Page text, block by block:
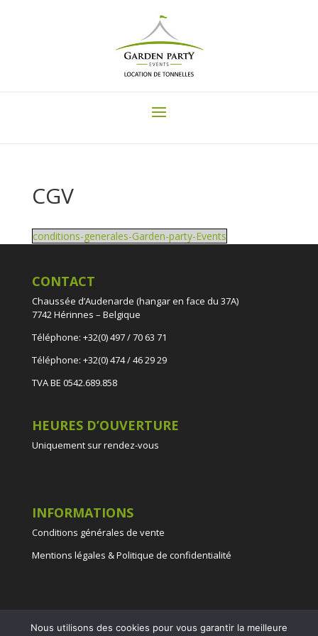
CGV
conditions-generales-Garden-party-Events
CONTACT
Chaussée d’Audenarde (hangar en face du 37A)
7742 Hérinnes – Belgique
Téléphone: +32(0) 497 / 70 63 71
Téléphone: +32(0) 474 / 46 29 29
TVA BE 0542.689.858
HEURES D’OUVERTURE
Uniquement sur rendez-vous
INFORMATIONS
Conditions générales de vente
Mentions légales & Politique de confidentialité
Nous utilisons des cookies pour vous garantir la meilleure